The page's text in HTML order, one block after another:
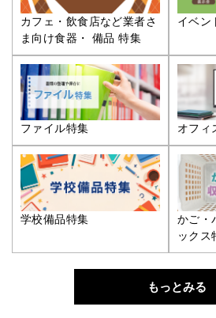
カフェ・飲食店など業者さ
ま向け食器・ 備品 特集
イベン
ファイル特集 オフィ
学校備品特集
かご・
ックス
もっとみる